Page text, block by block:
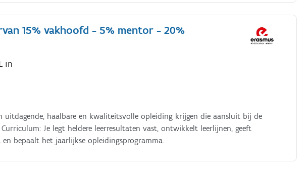
15% vakhoofd - 5% mentor - 20%
in
uitdagende, haalbare en kwaliteitsvolle opleiding krijgen die aansluit bij de
Je legt heldere leerresultaten vast, ontwikkelt leerlijnen, geeft
bepaalt het jaarlijkse opleidingsprogramma.